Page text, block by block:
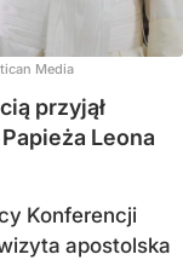
Media
przyjął
Leona
Konferencji
apostolska